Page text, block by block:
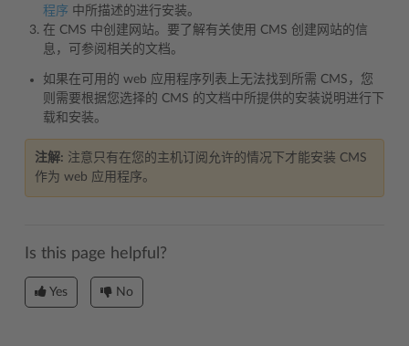
程序 中所描述的进行安装。
在 CMS 中创建网站。要了解有关使用 CMS 创建网站的信
息，可参阅相关的文档。
如果在可用的 web 应用程序列表上无法找到所需 CMS，您
则需要根据您选择的 CMS 的文档中所提供的安装说明进行下
载和安装。
注解: 注意只有在您的主机订阅允许的情况下才能安装 CMS
作为 web 应用程序。
Is this page helpful?
Yes No